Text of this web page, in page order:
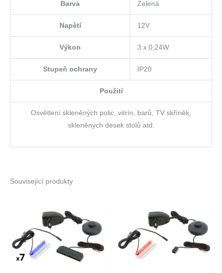
Barva Zelená
Napětí 12V
Výkon 3 x 0,24W
Stupeň ochrany IP20
Použití
Osvětlení skleněných polic, vitrín, barů, TV skříněk,
skleněných desek stolů atd.
Související produkty